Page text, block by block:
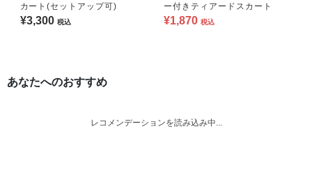
カート(セットアップ可)
¥3,300 税込
ー付きティアードスカート
¥1,870 税込
あなたへのおすすめ
レコメンデーションを読み込み中...